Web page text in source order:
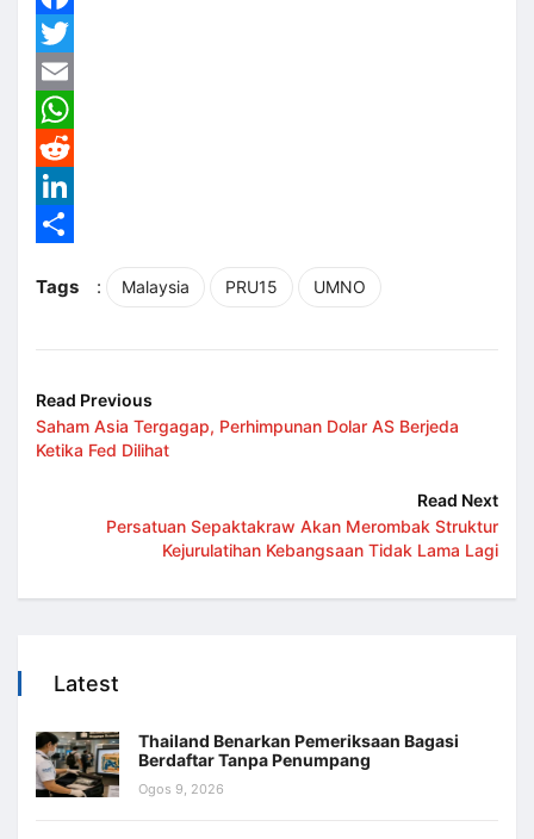
Facebook
Twitter
Email
WhatsApp
Reddit
LinkedIn
Tags
: Malaysia PRU15 UMNO
Read Previous
Saham Asia Tergagap, Perhimpunan Dolar AS Berjeda
Ketika Fed Dilihat
Read Next
Persatuan Sepaktakraw Akan Merombak Struktur
Kejurulatihan Kebangsaan Tidak Lama Lagi
Latest
Thailand Benarkan Pemeriksaan Bagasi
Berdaftar Tanpa Penumpang
Ogos 9, 2026